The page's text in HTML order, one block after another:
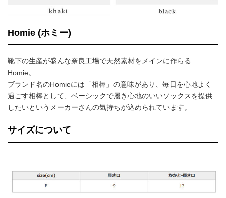
Homie (ホミー)
靴下の生産が盛んな奈良工場で天然素材をメインに作らる
Homie。
ブランド名のHomieには「相棒」の意味があり、毎日を心地よく
過ごす相棒として、ベーシックで履き心地のいいソックスを提供
したいというメーカーさんの気持ちが込められています。
サイズについて